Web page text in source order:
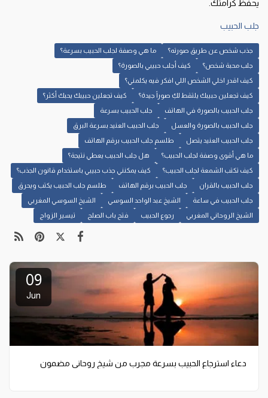
يحفظ كرامتك.
جلب الحبيب
جذب شخص عن طريق صورته؟ ما هي وصفة لجلب الحبيب بسرعة؟
جلب محبة شخص؟ كيف أجلب حبيبي بالصورة؟
كيف اقدر اخلي الشخص اللي افكر فيه يكلمني؟
كيف تجعلين حبيبك يلتقط لكِ صوراً جيدة؟ كيف تجعلين حبيبك يحبك أكثر؟
جلب الحبيب بالصورة في الهاتف جلب الحبيب بسرعة
جلب الحبيب بالصورة والعسل جلب الحبيب العنيد بسرعة البرق
جلب الحبيب العنيد يتصل طلسم جلب الحبيب برقم الهاتف
ما هي أقوى وصفة لجلب الحبيب؟ هل جلب الحبيب يعطي نتيجة؟
كيف تكتب الشمعة لجلب الحبيب؟ كيف يمكنني جذب حبيبي باستخدام قانون الجذب؟
جلب الحبيب بالقران جلب الحبيب برقم الهاتف طلسم جلب الحبيب يكتب ويحرق
جلب الحبيب في ساعة الشيخ عبد الواحد السوسي الشيخ السوسي المغربي
الشيخ الروحاني المغربي رجوع الحبيب فتح باب الصلح تيسير الزواج
09
Jun
دعاء استرجاع الحبيب بسرعة مجرب من شيخ روحاني مضمون